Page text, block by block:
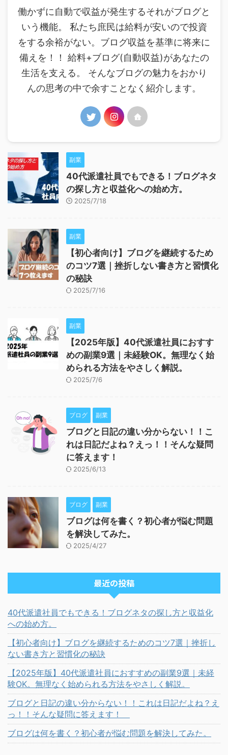
働かずに自動で収益が発生するそれがブログと
いう機能。 私たち庶民は給料が安いので投資
をする余裕がない。ブログ収益を基準に将来に
備えを！！ 給料+ブログ(自動収益)があなたの
生活を支える。 そんなブログの魅力をおかり
んの思考の中で余すことなく紹介します。
副業
40代派遣社員でもできる！ブログネタ
の探し方と収益化への始め方。
2025/7/18
副業
【初心者向け】ブログを継続するため
のコツ7選｜挫折しない書き方と習慣化
の秘訣
2025/7/16
副業
【2025年版】40代派遣社員におすす
めの副業9選｜未経験OK。無理なく始
められる方法をやさしく解説。
2025/7/6
ブログ 副業
ブログと日記の違い分からない！！こ
れは日記だよね？えっ！！そんな疑問
に答えます！
2025/6/13
ブログ 副業
ブログは何を書く？初心者が悩む問題
を解決してみた。
2025/4/27
最近の投稿
40代派遣社員でもできる！ブログネタの探し方と収益化
への始め方。
【初心者向け】ブログを継続するためのコツ7選｜挫折し
ない書き方と習慣化の秘訣
【2025年版】40代派遣社員におすすめの副業9選｜未経
験OK。無理なく始められる方法をやさしく解説。
ブログと日記の違い分からない！！これは日記だよね？え
っ！！そんな疑問に答えます！
ブログは何を書く？初心者が悩む問題を解決してみた。